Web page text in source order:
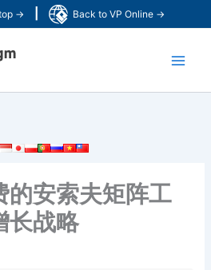
→ Back to VP Online →
的安索夫矩阵工
长战略